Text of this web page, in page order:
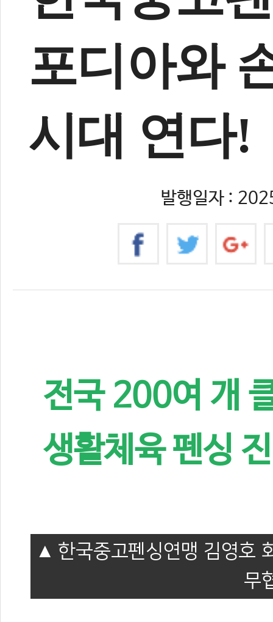
포디아와
시대 연다!
발행일자 :
전국 200여 개
생활체육 펜싱
한국중고펜싱연맹 김영호
무